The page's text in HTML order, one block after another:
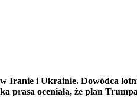
Iranie i Ukrainie. Dowódca
prasa oceniała, że plan